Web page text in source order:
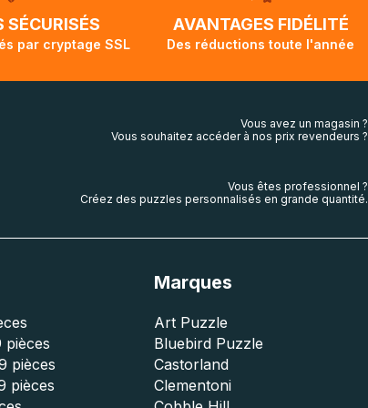
terre.
SÉCURISÉS
par cryptage SSL
AVANTAGES FIDÉLITÉ
Des réductions toute l'année
Vous avez un magasin ?
Vous souhaitez accéder à nos prix revendeurs ?
Vous êtes professionnel ?
Créez des puzzles personnalisés en grande quantité.
pièces
pièces
pièces
Marques
Art Puzzle
Bluebird Puzzle
Castorland
Clementoni